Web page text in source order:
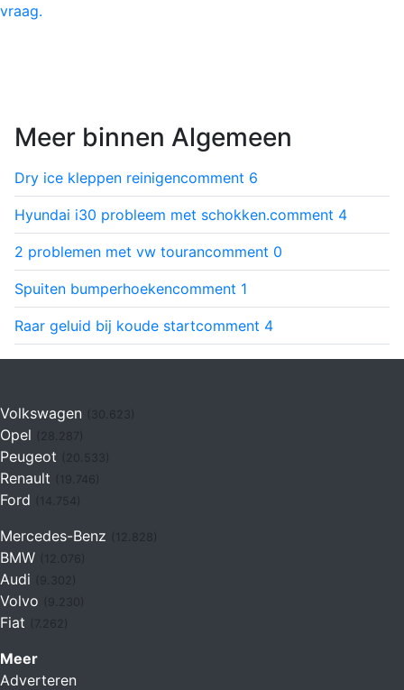
vraag.
Meer binnen Algemeen
Dry ice kleppen reinigencomment 6
Hyundai i30 probleem met schokken.comment 4
2 problemen met vw tourancomment 0
Spuiten bumperhoekencomment 1
Raar geluid bij koude startcomment 4
Volkswagen (30.623)
Opel
Peugeot
Renault (19.746)
Ford (14.754)
Mercedes-Benz
BMW (12.076)
Audi
Volvo
Fiat (7.262)
Meer
Adverteren